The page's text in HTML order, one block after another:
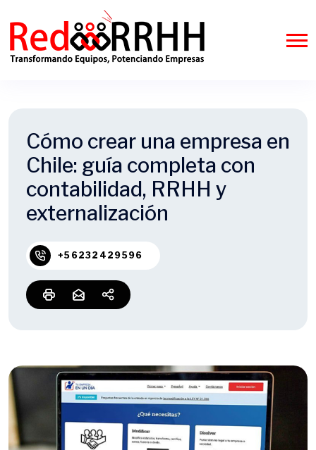
Cómo crear una empresa en
Chile: guía completa con
contabilidad, RRHH y
externalización
+56232429596